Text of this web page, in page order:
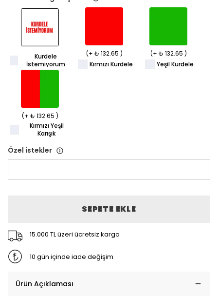
Kurdele
İstemiyorum
(+ ₺ 132.65 )
Kırmızı Kurdele
(+ ₺ 132.65 )
Yeşil Kurdele
(+ ₺ 132.65 )
Kırmızı Yeşil
Karışık
Özel istekler
SEPETE EKLE
15.000 TL üzeri ücretsiz kargo
10 gün içinde iade değişim
Ürün Açıklaması